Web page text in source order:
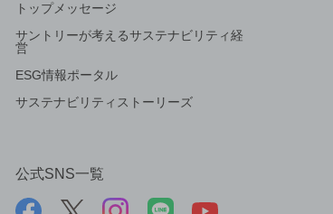
トップメッセージ
サントリーが考えるサステナビリティ経
営
ESG情報ポータル
サステナビリティストーリーズ
公式SNS一覧